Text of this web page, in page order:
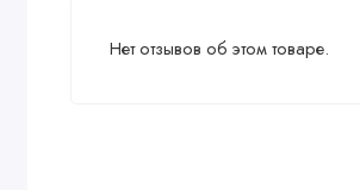
• Фурнитура: пластиковые молнии,
Нет отзывов об этом товаре.